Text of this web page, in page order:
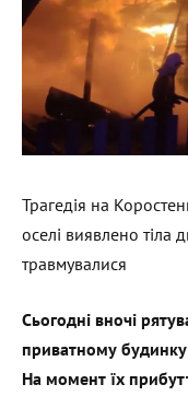
Трагедія на
оселі виявлено
травмувалися
Сьогодні вночі
приватному
На момент їх